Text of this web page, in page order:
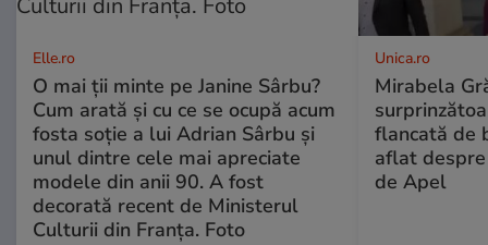
Elle.ro
O mai ții minte pe Janine Sârbu?
Cum arată și cu ce se ocupă acum
fosta soție a lui Adrian Sârbu și
unul dintre cele mai apreciate
modele din anii 90. A fost
decorată recent de Ministerul
Culturii din Franța. Foto
Unica.ro
Mirabela
flancată de
aflat
de Apel